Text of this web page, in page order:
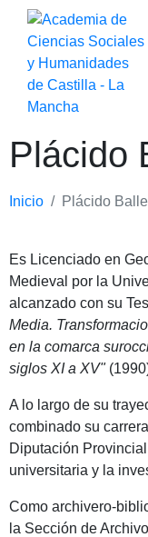
Plácido
Inicio Plácido
Es Licenciado en
Medieval por la
alcanzado con su
Media.
en la comarca
siglos XI a XV"
A lo largo de su
combinado su
Diputación
universitaria y la
Como archivero-
la Sección de